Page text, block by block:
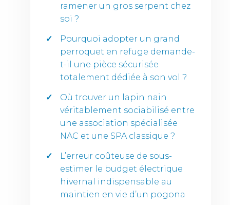
ramener un gros serpent chez
soi ?
Pourquoi adopter un grand
perroquet en refuge demande-
t-il une pièce sécurisée
totalement dédiée à son vol ?
Où trouver un lapin nain
véritablement sociabilisé entre
une association spécialisée
NAC et une SPA classique ?
L’erreur coûteuse de sous-
estimer le budget électrique
hivernal indispensable au
maintien en vie d’un pogona